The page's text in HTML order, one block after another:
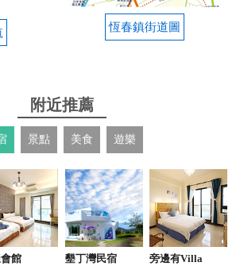
2023-08-23 02:20:27
人$350 大馬力速度單人$350 有上下坡蠻
式 教練都很親切很詳細介紹 一場9台車
太多也不會太少 沒有等很久 還不錯玩
from google
恆春鎮街道圖
附近推薦
景點 美食 遊樂
館 墾丁灣民宿
旁邊有Villa